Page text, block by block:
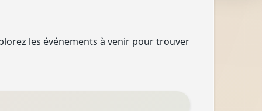
les événements à venir pour trouver